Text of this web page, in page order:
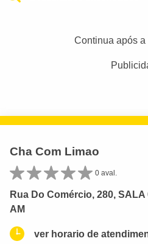
Continua após
Cha Com Limao
0 aval.
Rua Do Comércio, 280,
AM
ver horario de